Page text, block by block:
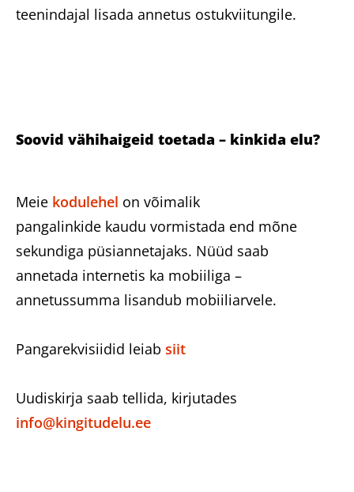
teenindajal lisada annetus ostukviitungile.
Soovid vähihaigeid toetada – kinkida elu?
Meie kodulehel on võimalik
pangalinkide kaudu vormistada end mõne
sekundiga püsiannetajaks. Nüüd saab
annetada internetis ka mobiiliga –
annetussumma lisandub mobiiliarvele.
Pangarekvisiidid leiab siit
Uudiskirja saab tellida, kirjutades
info@kingitudelu.ee